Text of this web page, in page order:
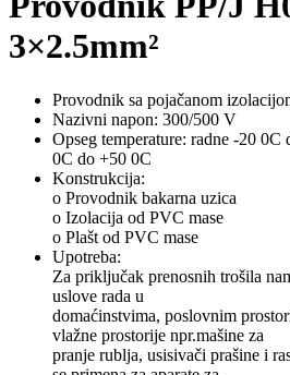
3×2.5mm²
Provodnik sa pojačanom
Nazivni napon: 300/500 V
Opseg temperature: radne -20
0C do +50 0C
Konstrukcija:
o Provodnik bakarna uzica
o Izolacija od PVC mase
o Plašt od PVC mase
Upotreba:
Za priključak prenosnih trošila
uslove rada u
domaćinstvima, poslovnim
vlažne prostorije npr.mašine za
pranje rublja, usisivači prašine i